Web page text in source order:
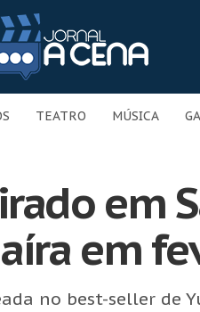
TEATRO MÚSICA
em
em
no best-seller de